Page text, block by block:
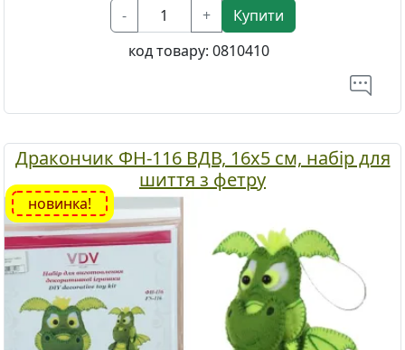
- +
Купити
код товару: 0810410
Дракончик ФН-116 ВДВ, 16х5 см, набір для
шиття з фетру
новинка!